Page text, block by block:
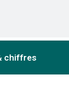
chiffres